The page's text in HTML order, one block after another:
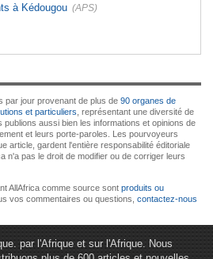
à Kédougou (APS)
par jour provenant de plus de 90 organes de
et particuliers , représentant une diversité de
aussi bien les informations et opinions de
et leurs porte-paroles. Les pourvoyeurs
article, gardent l'entière responsabilité éditoriale
n'a pas le droit de modifier ou de corriger leurs
AllAfrica comme source sont produits ou
vos commentaires ou questions, contactez-nous
par l'Afrique et sur l'Afrique. Nous